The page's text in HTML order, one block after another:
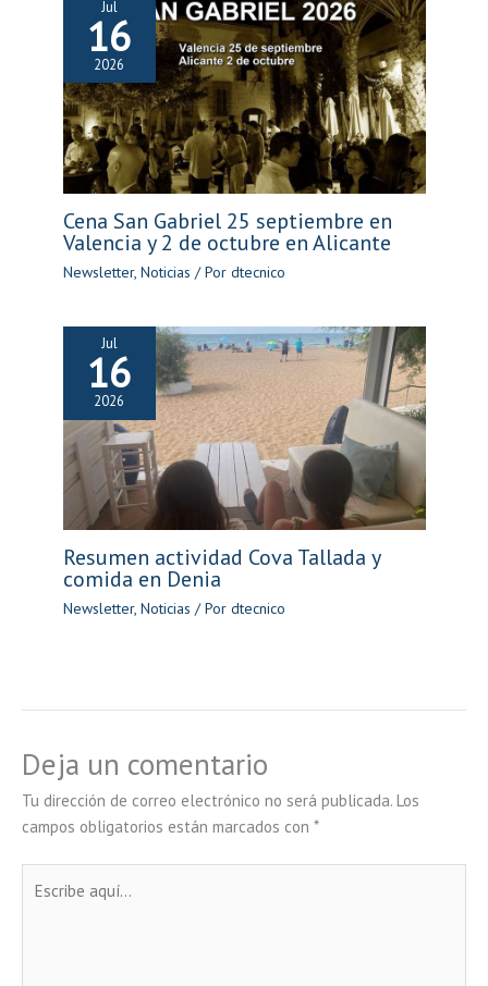
Jul
16
2026
Cena San Gabriel 25 septiembre en
Valencia y 2 de octubre en Alicante
Newsletter, Noticias / Por dtecnico
Jul
16
2026
Resumen actividad Cova Tallada y
comida en Denia
Newsletter, Noticias / Por dtecnico
Deja un comentario
Tu dirección de correo electrónico no será publicada. Los
campos obligatorios están marcados con *
aquí...